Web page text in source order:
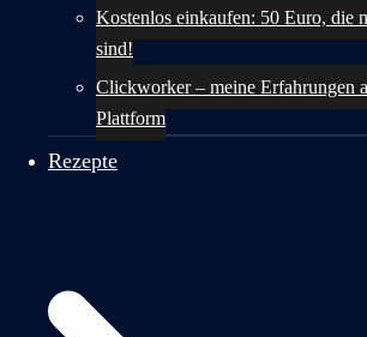
Kostenlos einkaufen: 50 Euro, die
sind!
Clickworker – meine Erfahrungen
Plattform
Rezepte